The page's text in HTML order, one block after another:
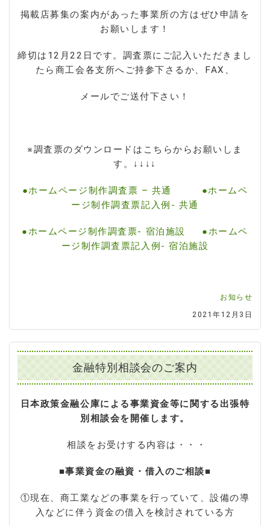
掲載店募集の案内があった事業所の方はぜひ申請を
お願いします！
締切は12月22日です。調査票にご記入いただきまし
たら商工会各支所へご持参下さるか、FAX、
メールでご送付下さい！
※調査票のダウンロードはこちらからお願いしま
す。↓↓↓↓
●ホームページ制作調査票 – 共通
●ホームペ
ージ制作調査票記入例- 共通
●ホームページ制作調査票- 宿泊施設
●ホームペ
ージ制作調査票記入例- 宿泊施設
お知らせ
2021年12月3日
金融特別相談会のご案内
日本政策金融公庫による事業資金等に関する出張特
別相談会を開催します。
相談をお受けする内容は・・・
■事業資金の融資・借入のご相談■
①現在、商工業などの事業を行っていて、設備の導
入などに伴う資金の借入を検討されている方